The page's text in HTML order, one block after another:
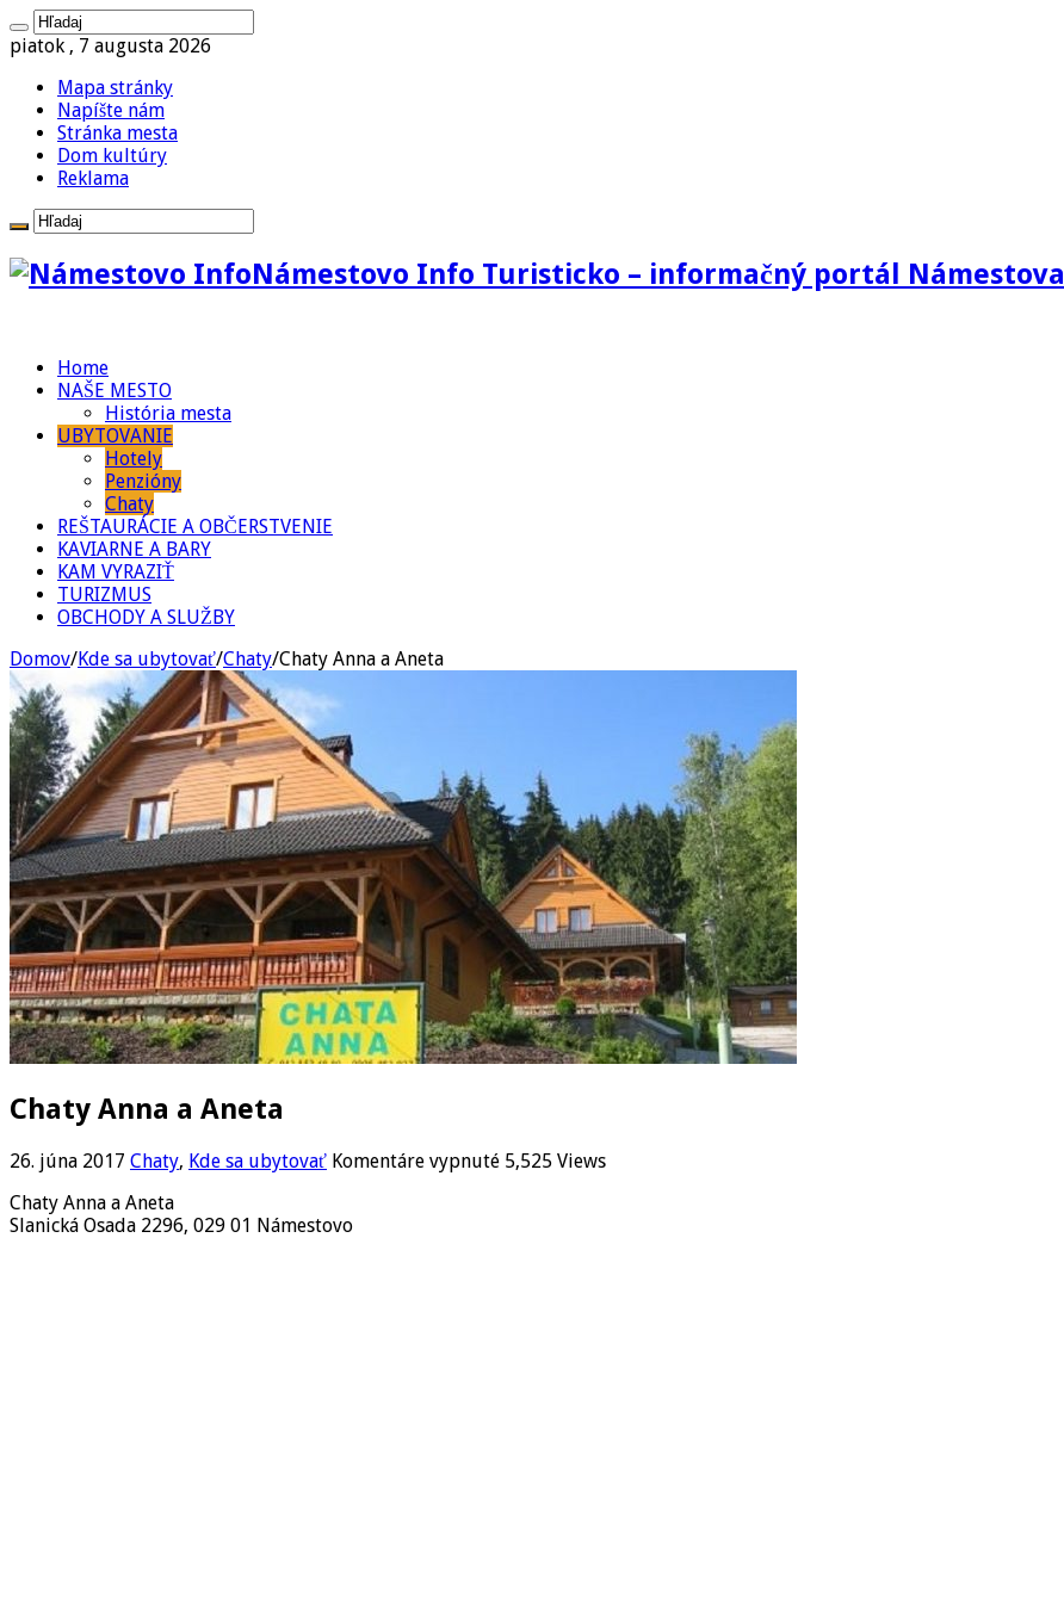
piatok , 7 augusta 2026
Mapa stránky
Napíšte nám
Stránka mesta
Dom kultúry
Reklama
Námestovo Info Turisticko – informačný portál Námestova
Home
NAŠE MESTO
História mesta
UBYTOVANIE
Hotely
Penzióny
Chaty
REŠTAURÁCIE A OBČERSTVENIE
KAVIARNE A BARY
KAM VYRAZIŤ
TURIZMUS
OBCHODY A SLUŽBY
Domov/Kde sa ubytovať/Chaty/Chaty Anna a Aneta
Chaty Anna a Aneta
26. júna 2017 Chaty, Kde sa ubytovať Komentáre vypnuténa5,525 Views
Chaty Anna a Aneta
Slanická Osada 2296, 029 01 Námestovo